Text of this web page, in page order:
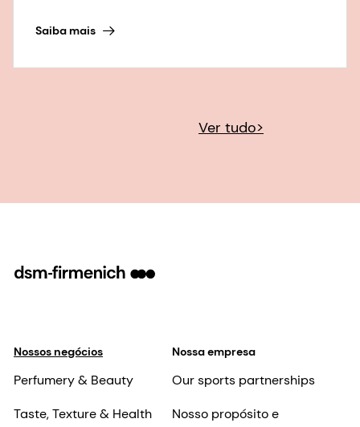
Saiba mais
Ver tudo>
Nossos negócios
Perfumery & Beauty
Taste, Texture & Health
Nossa empresa
Our sports partnerships
Nosso propósito e